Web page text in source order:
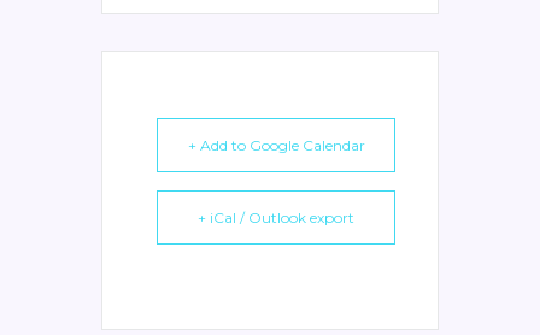
+ Add to Google Calendar
+ iCal / Outlook export